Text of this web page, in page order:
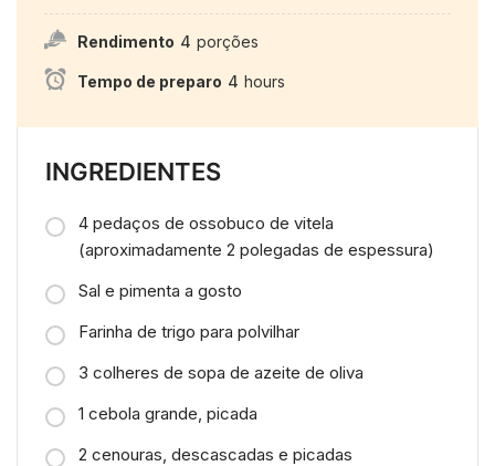
Rendimento 4 porções
Tempo de preparo 4 hours
INGREDIENTES
4 pedaços de ossobuco de vitela
(aproximadamente 2 polegadas de espessura)
Sal e pimenta a gosto
Farinha de trigo para polvilhar
3 colheres de sopa de azeite de oliva
1 cebola grande, picada
2 cenouras, descascadas e picadas